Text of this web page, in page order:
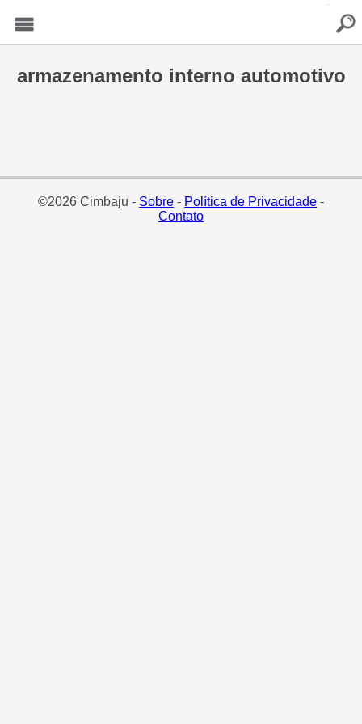
armazenamento interno automotivo
©2026 Cimbaju - Sobre- Política de Privacidade-
Contato